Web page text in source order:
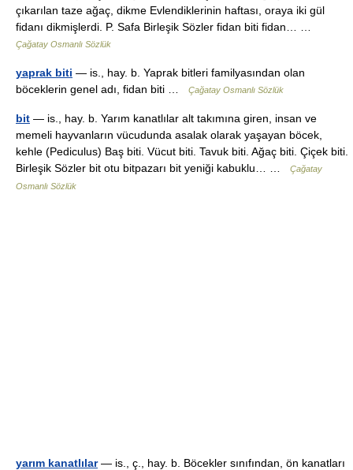
çıkarılan taze ağaç, dikme Evlendiklerinin haftası, oraya iki gül
fidanı dikmişlerdi. P. Safa Birleşik Sözler fidan biti fidan… …
Çağatay Osmanlı Sözlük
yaprak biti — is., hay. b. Yaprak bitleri familyasından olan
böceklerin genel adı, fidan biti …
Çağatay Osmanlı Sözlük
bit — is., hay. b. Yarım kanatlılar alt takımına giren, insan ve
memeli hayvanların vücudunda asalak olarak yaşayan böcek,
kehle (Pediculus) Baş biti. Vücut biti. Tavuk biti. Ağaç biti. Çiçek biti.
Birleşik Sözler bit otu bitpazarı bit yeniği kabuklu… …
Çağatay
Osmanlı Sözlük
yarım kanatlılar— is., ç., hay. b. Böcekler sınıfından, ön kanatları